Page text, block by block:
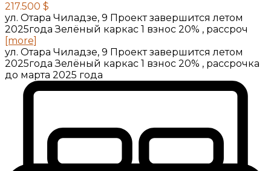
217.500 $
ул. Отара Чиладзе, 9 Проект завершится летом
2025года Зелёный каркас 1 взнос 20% , рассроч
[more]
ул. Отара Чиладзе, 9 Проект завершится летом
2025года Зелёный каркас 1 взнос 20% , рассрочка
до марта 2025 года